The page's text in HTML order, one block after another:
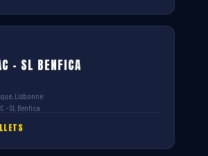
– SL BENFICA
Lisbonne
– SL Benfica